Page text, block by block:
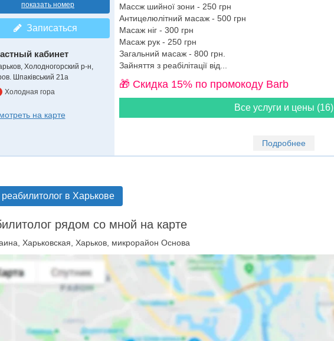
показать номер
Записаться
кабинет
Холодногорский р-н,
Шпаківський 21а
Холодная гора
на карте
Массж шийної зони - 250 грн
Антицелюлітний масаж - 500 грн
Масаж ніг - 300 грн
Масаж рук - 250 грн
Загальний масаж - 800 грн.
Зайняття з реабілітації від...
🎁 Cкидка 15% по промокоду Barb
Все услуги и цены (16)
Подробнее
в Харькове
рядом со мной на карте
Харьковская, Харьков, микрорайон Основа